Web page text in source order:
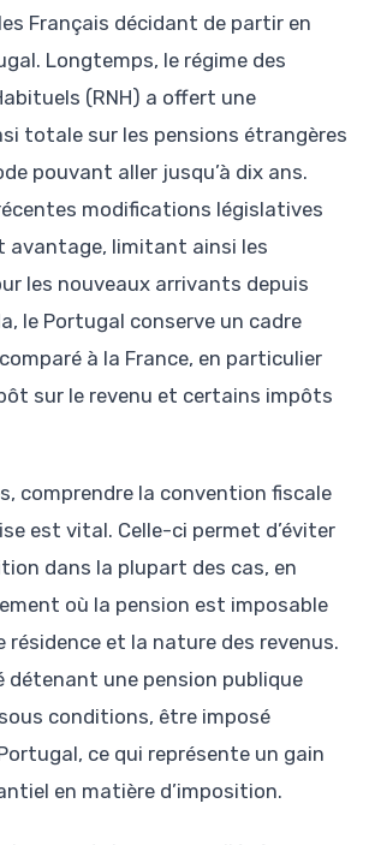
Français décidant de partir en
Longtemps, le régime des
(RNH) a offert une
totale sur les pensions étrangères
pouvant aller jusqu’à dix ans.
modifications législatives
avantage, limitant ainsi les
les nouveaux arrivants depuis
le Portugal conserve un cadre
à la France, en particulier
sur le revenu et certains impôts
comprendre la convention fiscale
est vital. Celle-ci permet d’éviter
dans la plupart des cas, en
où la pension est imposable
résidence et la nature des revenus.
détenant une pension publique
conditions, être imposé
ce qui représente un gain
en matière d’imposition.